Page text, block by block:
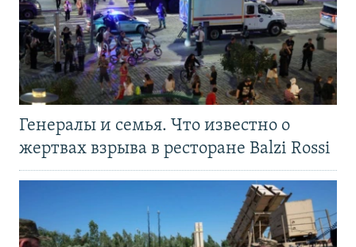
Генералы и семья. Что известно о
жертвах взрыва в ресторане Balzi Rossi